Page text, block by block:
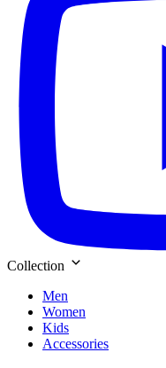
Collection
Men
Women
Kids
Accessories